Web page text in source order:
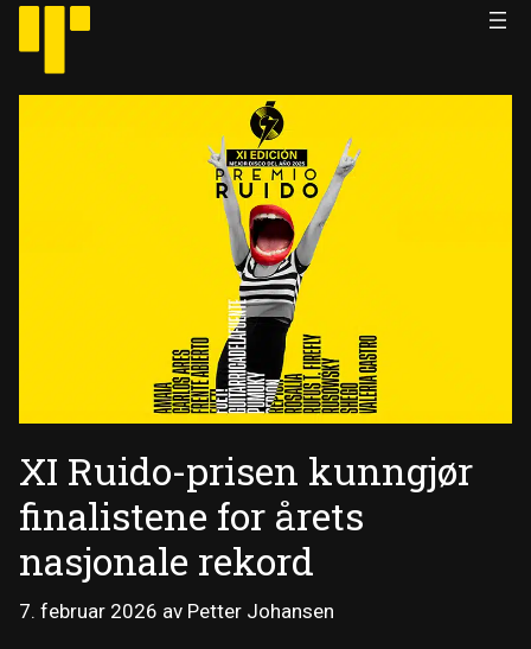
Hopp
innhold
XI Ruido-prisen kunngjør
finalistene for årets
nasjonale rekord
7. februar 2026 av Petter Johansen